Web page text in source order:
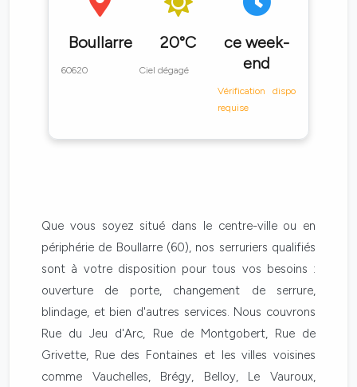
Boullarre
60620
20°C
Ciel dégagé
ce week-
end
Vérification dispo
requise
Que vous soyez situé dans le centre-ville ou en
périphérie de Boullarre (60), nos serruriers qualifiés
sont à votre disposition pour tous vos besoins :
ouverture de porte, changement de serrure,
blindage, et bien d'autres services. Nous couvrons
Rue du Jeu d'Arc, Rue de Montgobert, Rue de
Grivette, Rue des Fontaines et les villes voisines
comme Vauchelles, Brégy, Belloy, Le Vauroux,